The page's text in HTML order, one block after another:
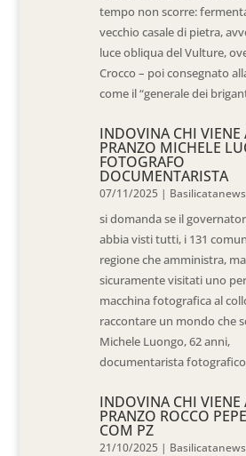
tempo non scorre:
vecchio casale di pietra,
luce obliqua del Vulture,
Crocco – poi consegnato
come il “generale dei
INDOVINA CHI VIENE
PRANZO MICHELE
FOTOGRAFO
DOCUMENTARISTA
07/11/2025 | Basilicatanews
si domanda se il
abbia visti tutti, i 131
regione che amministra,
sicuramente visitati uno
macchina fotografica al
raccontare un mondo che
Michele Luongo, 62 anni,
documentarista
INDOVINA CHI VIENE
PRANZO ROCCO
COM PZ
21/10/2025 | Basilicatanews